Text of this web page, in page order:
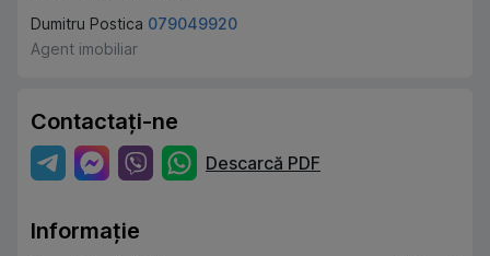
Dumitru Postica 079049920
Agent imobiliar
Contactați-ne
Descarcă PDF
Informație